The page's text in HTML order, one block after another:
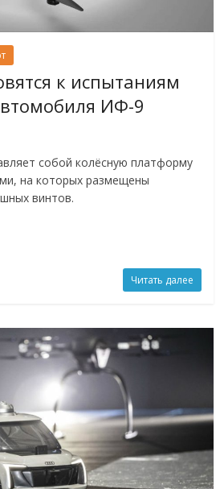
к испытаниям
ИФ-9
собой колёсную платформу
на которых размещены
винтов.
Читать далее